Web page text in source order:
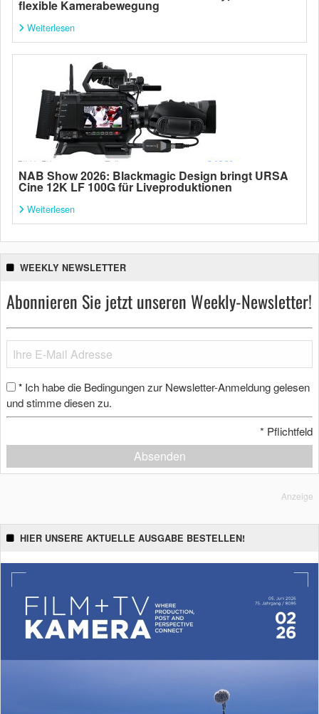
flexible Kamerabewegung
Weiterlesen
NAB Show 2026: Blackmagic Design bringt URSA
Cine 12K LF 100G für Liveproduktionen
Weiterlesen
WEEKLY NEWSLETTER
Abonnieren Sie jetzt unseren Weekly-Newsletter!
* Ich habe die Bedingungen zur Newsletter-Anmeldung gelesen
und stimme diesen zu.
* Pflichtfeld
Absenden
Anzeige
HIER UNSERE AKTUELLE AUSGABE BESTELLEN!